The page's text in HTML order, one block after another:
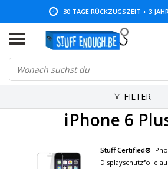
30 TAGE RÜCKZUGSZEIT + 3
NIEDRIGE PREISE UND GROSSE
FILTER
iPhone 6
Stuff Certified®
Displayschutzfolie